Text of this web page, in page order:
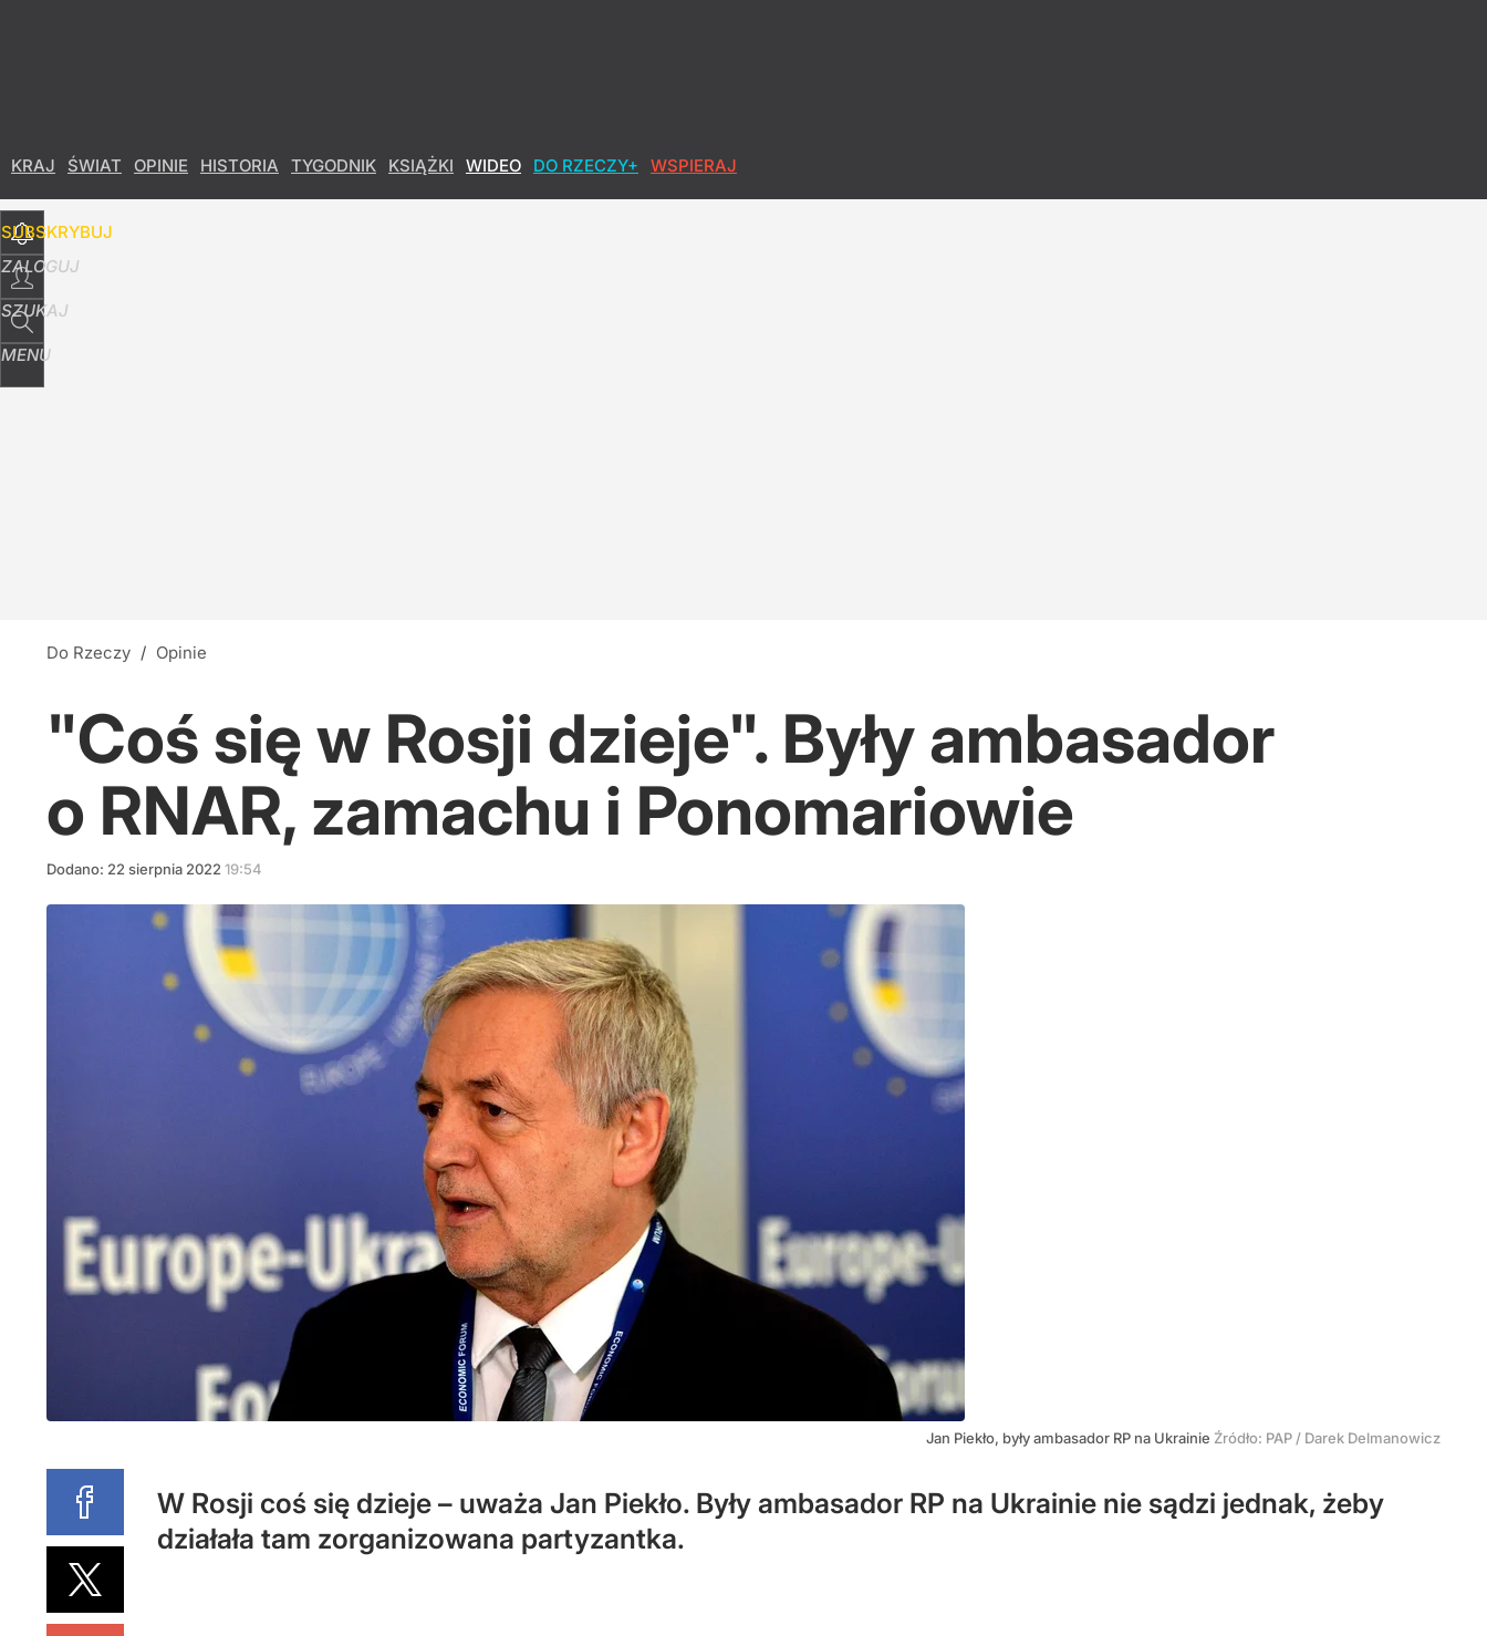
KRAJ ŚWIAT OPINIE HISTORIA TYGODNIK KSIĄŻKI WIDEO DO RZECZY+ WSPIERAJ
SUBSKRYBUJ
ZALOGUJ
SZUKAJ
MENU
Do Rzeczy / Opinie
"Coś się w Rosji dzieje". Były ambasador
o RNAR, zamachu i Ponomariowie
Dodano: 22 sierpnia 2022 19:54
Jan Piekło, były ambasador RP na Ukrainie Źródło: PAP / Darek Delmanowicz
W Rosji coś się dzieje – uważa Jan Piekło. Były ambasador RP na Ukrainie nie sądzi jednak, żeby
działała tam zorganizowana partyzantka.